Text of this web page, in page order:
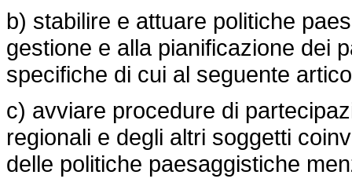
b) stabilire e attuare politiche
gestione e alla pianificazione dei
specifiche di cui al seguente
c) avviare procedure di
regionali e degli altri soggetti
delle politiche paesaggistiche